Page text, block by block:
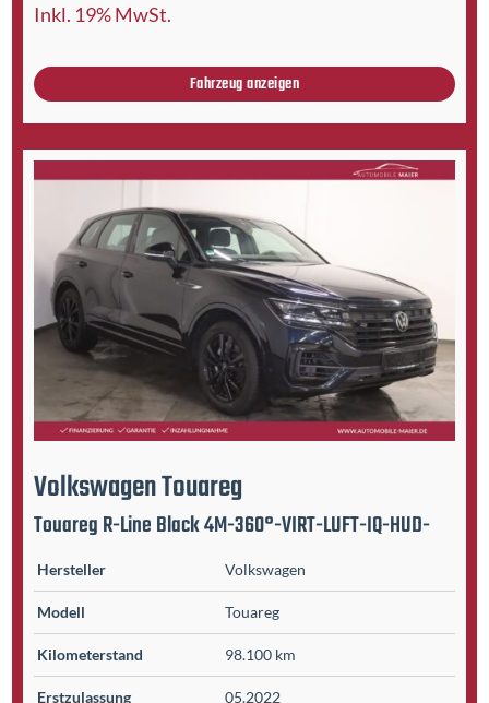
Inkl. 19% MwSt.
Fahrzeug anzeigen
VolkswagenTouareg
Touareg R-Line Black 4M-360°-VIRT-LUFT-IQ-HUD-
Hersteller Volkswagen
Modell Touareg
Kilometer­stand 98.100 km
Erst­zulassung 05.2022